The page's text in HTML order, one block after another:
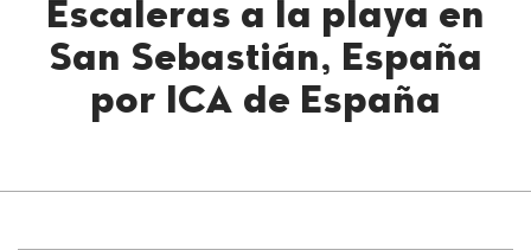
Escaleras a la playa en
San Sebastián, España
por ICA de España